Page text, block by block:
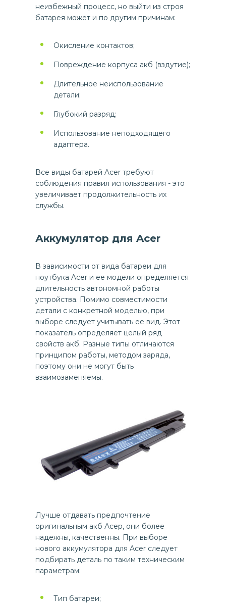
неизбежный процесс, но выйти из строя
батарея может и по другим причинам:
Окисление контактов;
Повреждение корпуса акб (вздутие);
Длительное неиспользование
детали;
Глубокий разряд;
Использование неподходящего
адаптера.
Все виды батарей Acer требуют
соблюдения правил использования - это
увеличивает продолжительность их
службы.
Аккумулятор для Acer
В зависимости от вида батареи для
ноутбука Acer и ее модели определяется
длительность автономной работы
устройства. Помимо совместимости
детали с конкретной моделью, при
выборе следует учитывать ее вид. Этот
показатель определяет целый ряд
свойств акб. Разные типы отличаются
принципом работы, методом заряда,
поэтому они не могут быть
взаимозаменяемы.
Лучше отдавать предпочтение
оригинальным акб Асер, они более
надежны, качественны. При выборе
нового аккумулятора для Acer следует
подбирать деталь по таким техническим
параметрам:
Тип батареи;